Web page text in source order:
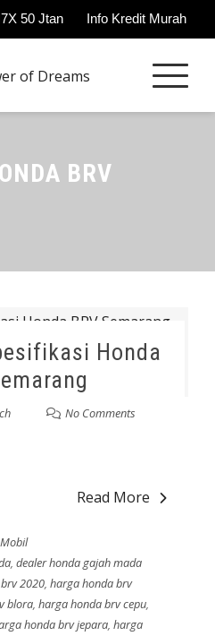
50 Jtan Info Kredit Murah
BRV
Honda
No Comments
Read More
Mobil
, dealer honda gajah mada
2020,harga honda brv
blora, harga honda brv cepu,
honda brv jepara,harga